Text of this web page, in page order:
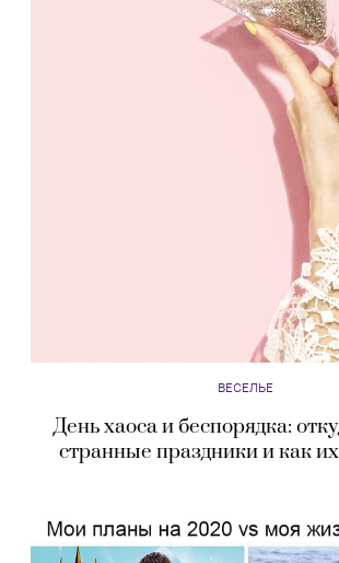
ВЕСЕЛЬЕ
День хаоса и беспорядка:
странные праздники и как